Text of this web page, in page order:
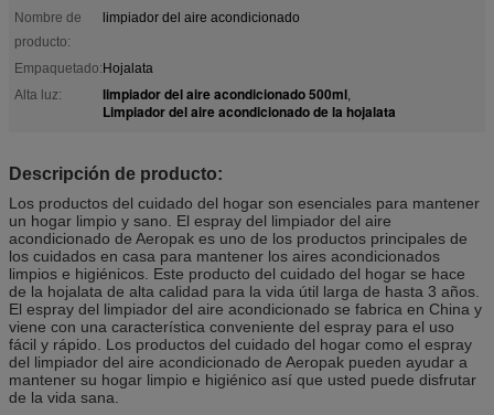
Nombre de
producto:
limpiador del aire acondicionado
Empaquetado:Hojalata
Alta luz:
limpiador del aire acondicionado 500ml,
Limpiador del aire acondicionado de la hojalata
Descripción de producto:
Los productos del cuidado del hogar son esenciales para mantener
un hogar limpio y sano. El espray del limpiador del aire
acondicionado de Aeropak es uno de los productos principales de
los cuidados en casa para mantener los aires acondicionados
limpios e higiénicos. Este producto del cuidado del hogar se hace
de la hojalata de alta calidad para la vida útil larga de hasta 3 años.
El espray del limpiador del aire acondicionado se fabrica en China y
viene con una característica conveniente del espray para el uso
fácil y rápido. Los productos del cuidado del hogar como el espray
del limpiador del aire acondicionado de Aeropak pueden ayudar a
mantener su hogar limpio e higiénico así que usted puede disfrutar
de la vida sana.